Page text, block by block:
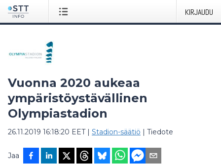
KIRJAUDU
Vuonna 2020 aukeaa
ympäristöystävällinen
Olympiastadion
26.11.2019 16:18:20 EET| Stadion-säätiö | Tiedote
Jaa